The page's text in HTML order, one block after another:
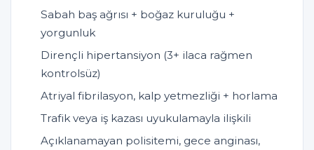
Sabah baş ağrısı + boğaz kuruluğu +
yorgunluk
Dirençli hipertansiyon (3+ ilaca rağmen
kontrolsüz)
Atriyal fibrilasyon, kalp yetmezliği + horlama
Trafik veya iş kazası uyukulamayla ilişkili
Açıklanamayan polisitemi, gece anginası,